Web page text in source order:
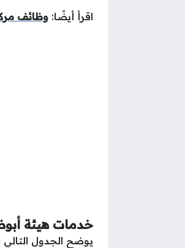
اقرأ أيضًا: وظائف
خدمات هيئة
يوضح الجدول التالي